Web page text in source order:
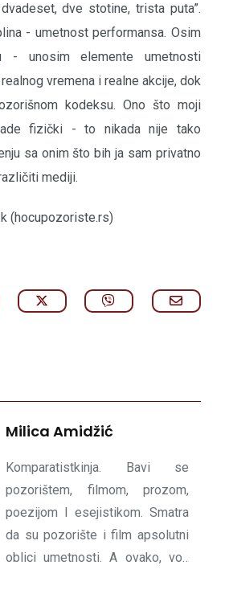
dve stotine, trista puta”.
- umetnost performansa. Osim
- unosim elemente umetnosti
vremena i realne akcije, dok
kodeksu. Ono što moji
fizički - to nikada nije tako
sa onim što bih ja sam privatno
mediji.
(hocupozoriste.rs)
Milica Amidžić
Komparatistkinja. Bavi se
pozorištem, filmom, prozom,
poezijom I esejistikom. Smatra
da su pozorište i film apsolutni
oblici umetnosti. A ovako, voli